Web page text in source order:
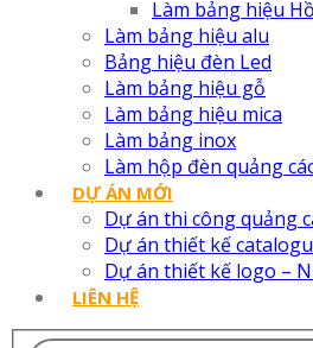
Làm bảng hiệu
Làm bảng hiệu alu
Bảng hiệu đèn Led
Làm bảng hiệu gỗ
Làm bảng hiệu mica
Làm bảng inox
Làm hộp đèn quảng
DỰ ÁN MỚI
Dự án thi công quảng
Dự án thiết kế
Dự án thiết kế logo –
LIÊN HỆ